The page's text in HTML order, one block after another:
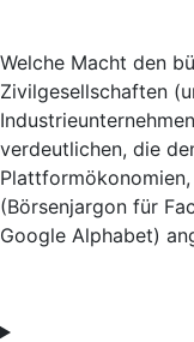
Welche Macht den
Zivilgesellschaften
verdeutlichen, die
(Börsenjargon für
Google Alphabet)